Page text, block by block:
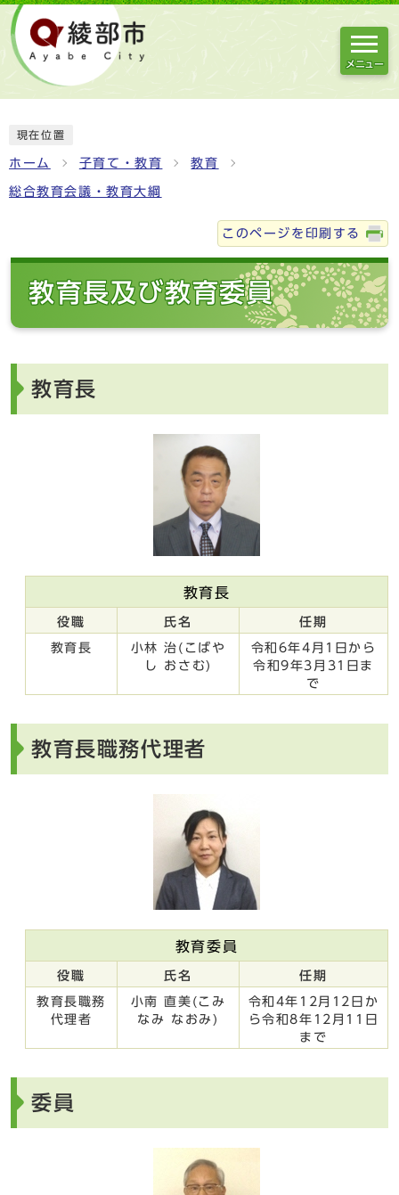
メニュー
現在位置
ホーム 子育て・教育 教育
総合教育会議・教育大綱
このページを印刷する
教育長及び教育委員
教育長
教育長
役職 氏名 任期
教育長
小林 治(こばや
し おさむ)
令和6年4月1日から
令和9年3月31日ま
で
教育長職務代理者
教育委員
役職 氏名 任期
教育長職務
代理者
小南 直美(こみ
なみ なおみ)
令和4年12月12日か
ら令和8年12月11日
まで
委員